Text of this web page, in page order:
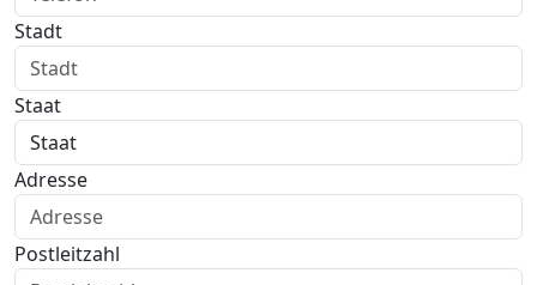
Stadt
Staat
Adresse
Postleitzahl